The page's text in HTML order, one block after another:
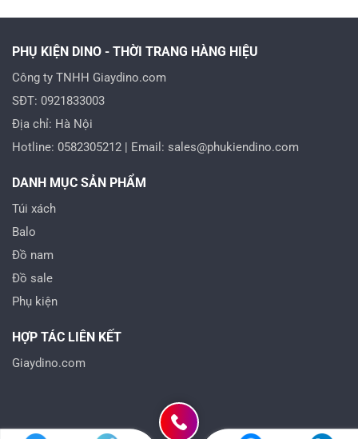
PHỤ KIỆN DINO - THỜI TRANG HÀNG HIỆU
Công ty TNHH Giaydino.com
SĐT: 0921833003
Địa chỉ: Hà Nội
Hotline: 0582305212 | Email: sales@phukiendino.com
DANH MỤC SẢN PHẨM
Túi xách
Balo
Đồ nam
Đồ sale
Phụ kiện
HỢP TÁC LIÊN KẾT
Giaydino.com